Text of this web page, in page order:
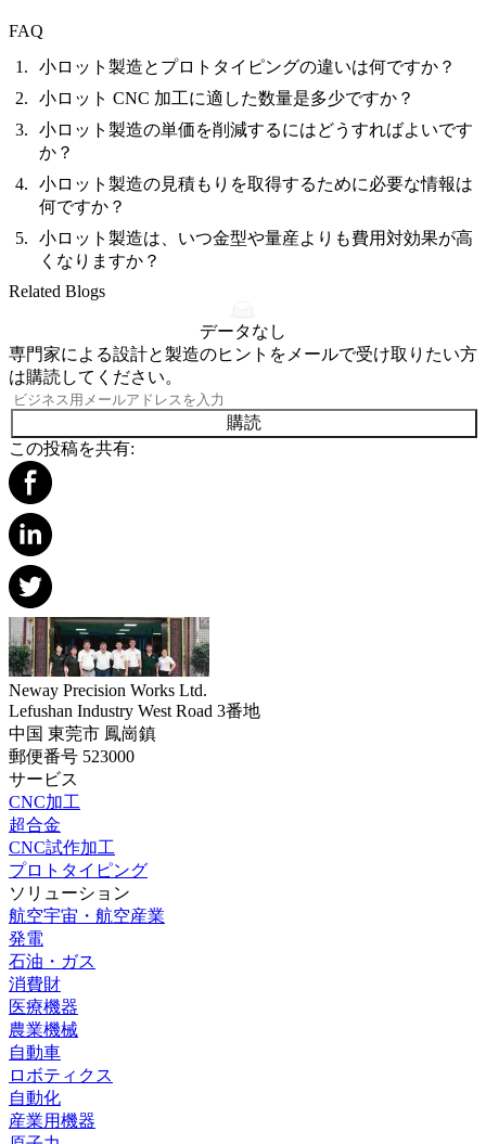
FAQ
小ロット製造とプロトタイピングの違いは何ですか？
小ロット CNC 加工に適した数量是多少ですか？
小ロット製造の単価を削減するにはどうすればよいです
か？
小ロット製造の見積もりを取得するために必要な情報は
何ですか？
小ロット製造は、いつ金型や量産よりも費用対効果が高
くなりますか？
Related Blogs
データなし
専門家による設計と製造のヒントをメールで受け取りたい方
は購読してください。
購読
この投稿を共有:
Neway Precision Works Ltd.
Lefushan Industry West Road 3番地
中国 東莞市 鳳崗鎮
郵便番号 523000
サービス
CNC加工
超合金
CNC試作加工
プロトタイピング
ソリューション
航空宇宙・航空産業
発電
石油・ガス
消費財
医療機器
農業機械
自動車
ロボティクス
自動化
産業用機器